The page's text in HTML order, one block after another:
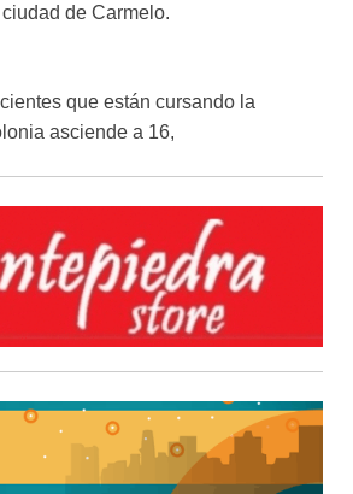
de Carmelo.
que están cursando la
asciende a 16,